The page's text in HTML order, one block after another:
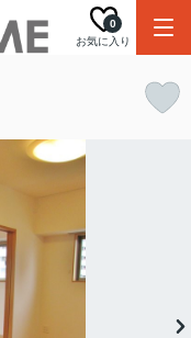
お気に入り
0